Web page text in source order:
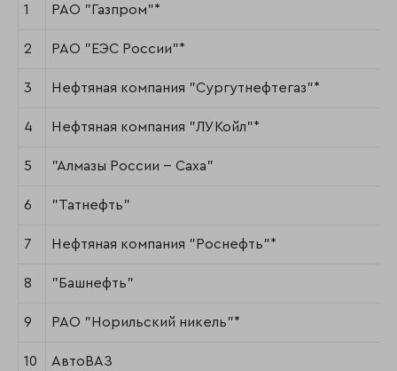
1 РАО "Газпром"*
2 РАО "ЕЭС России"*
3 Нефтяная компания "Сургутнефтегаз"*
4 Нефтяная компания "ЛУКойл"*
5 "Алмазы России -- Саха"
6 "Татнефть"
7 Нефтяная компания "Роснефть"*
8 "Башнефть"
9 РАО "Норильский никель"*
10 АвтоВАЗ